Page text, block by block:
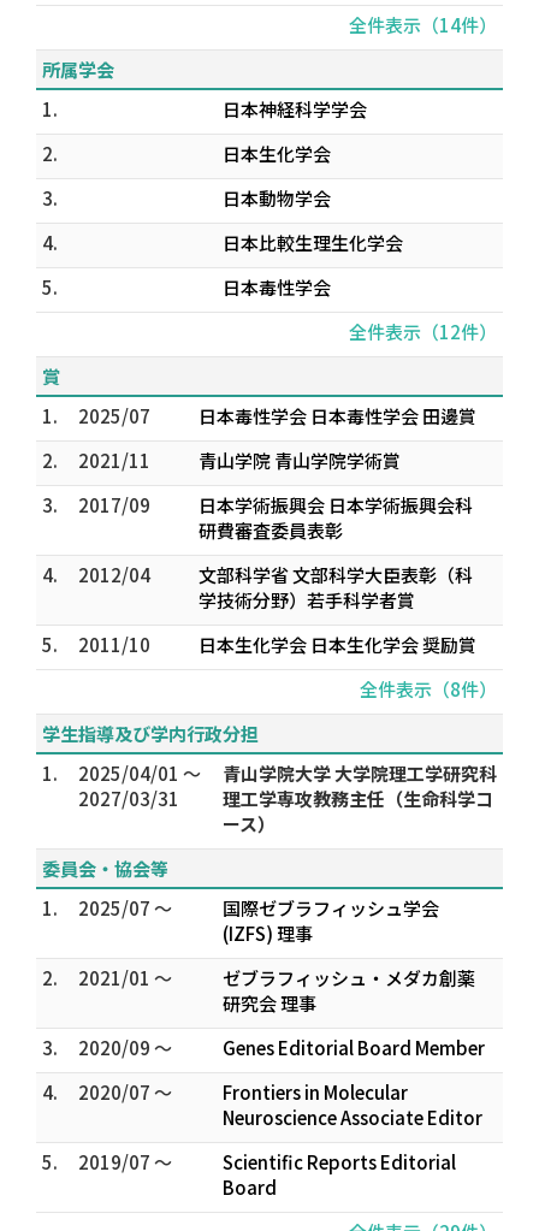
全件表示（14件）
所属学会
1.
日本神経科学学会
2.
日本生化学会
3.
日本動物学会
4.
日本比較生理生化学会
5.
日本毒性学会
全件表示（12件）
賞
1.
2025/07
日本毒性学会 日本毒性学会 田邊賞
2.
2021/11
青山学院 青山学院学術賞
3.
2017/09
日本学術振興会 日本学術振興会科
研費審査委員表彰
4.
2012/04
文部科学省 文部科学大臣表彰（科
学技術分野）若手科学者賞
5.
2011/10
日本生化学会 日本生化学会 奨励賞
全件表示（8件）
学生指導及び学内行政分担
1.
2025/04/01 ～
2027/03/31
青山学院大学 大学院理工学研究科
理工学専攻教務主任（生命科学コ
ース）
委員会・協会等
1.
2025/07 ～
国際ゼブラフィッシュ学会
(IZFS) 理事
2.
2021/01 ～
ゼブラフィッシュ・メダカ創薬
研究会 理事
3.
2020/09 ～
Genes Editorial Board Member
4.
2020/07 ～
Frontiers in Molecular
Neuroscience Associate Editor
5.
2019/07 ～
Scientific Reports Editorial
Board